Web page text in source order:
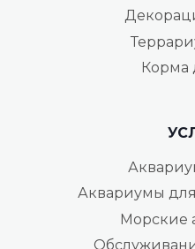
Корма
Аквариумы
Морские